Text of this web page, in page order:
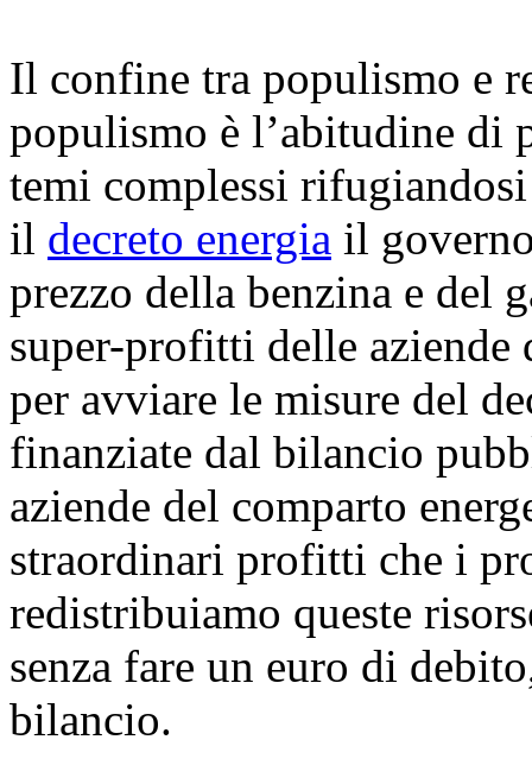
Il confine tra populismo e
populismo è l’abitudine di
temi complessi
il decreto energia il
prezzo della benzina e del
super-profitti delle aziende
per avviare le misure del
finanziate dal bilancio
aziende del comparto
straordinari profitti che i
redistribuiamo queste
senza fare un euro di
bilancio.